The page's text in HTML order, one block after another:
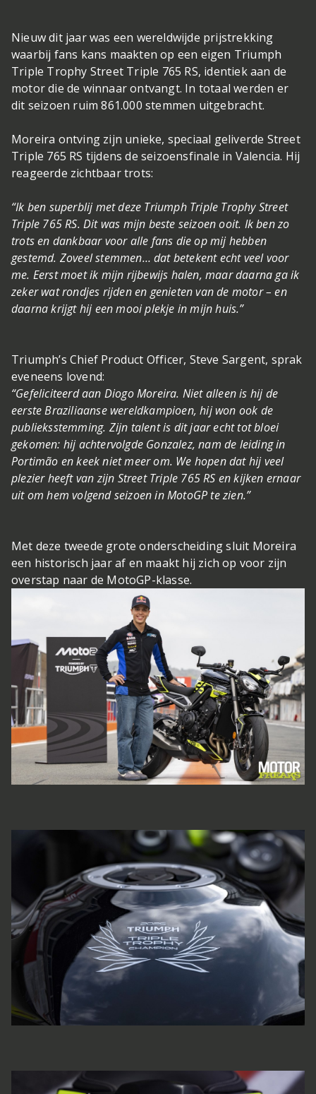
Nieuw dit jaar was een wereldwijde prijstrekking
waarbij fans kans maakten op een eigen Triumph
Triple Trophy Street Triple 765 RS, identiek aan de
motor die de winnaar ontvangt. In totaal werden er
dit seizoen ruim 861.000 stemmen uitgebracht.
Moreira ontving zijn unieke, speciaal geliverde Street
Triple 765 RS tijdens de seizoensfinale in Valencia. Hij
reageerde zichtbaar trots:
“Ik ben superblij met deze Triumph Triple Trophy Street
Triple 765 RS. Dit was mijn beste seizoen ooit. Ik ben zo
trots en dankbaar voor alle fans die op mij hebben
gestemd. Zoveel stemmen… dat betekent echt veel voor
me. Eerst moet ik mijn rijbewijs halen, maar daarna ga ik
zeker wat rondjes rijden en genieten van de motor – en
daarna krijgt hij een mooi plekje in mijn huis.”
Triumph’s Chief Product Officer, Steve Sargent, sprak
eveneens lovend:
“Gefeliciteerd aan Diogo Moreira. Niet alleen is hij de
eerste Braziliaanse wereldkampioen, hij won ook de
publieksstemming. Zijn talent is dit jaar echt tot bloei
gekomen: hij achtervolgde Gonzalez, nam de leiding in
Portimão en keek niet meer om. We hopen dat hij veel
plezier heeft van zijn Street Triple 765 RS en kijken ernaar
uit om hem volgend seizoen in MotoGP te zien.”
Met deze tweede grote onderscheiding sluit Moreira
een historisch jaar af en maakt hij zich op voor zijn
overstap naar de MotoGP-klasse.